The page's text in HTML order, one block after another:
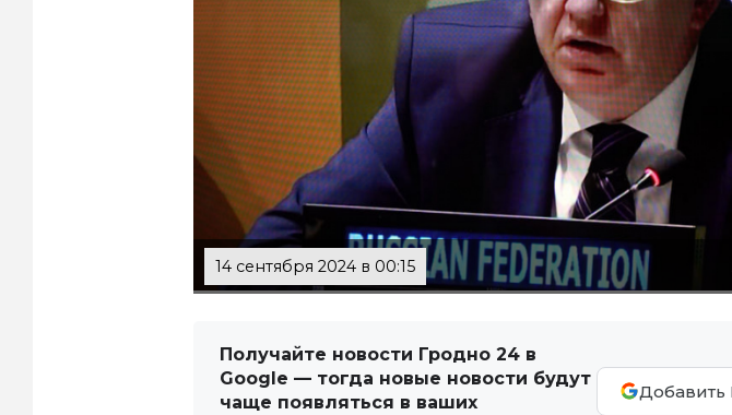
14 сентября 2024 в 00:15
Получайте новости Гродно 24 в
Google — тогда новые новости будут
чаще появляться в ваших
Добавить